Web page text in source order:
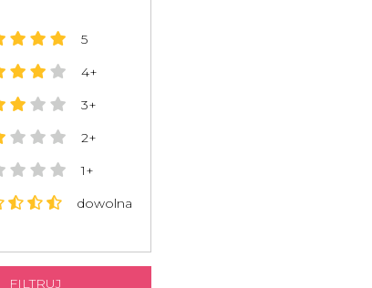
5
4+
3+
2+
1+
dowolna
FILTRUJ